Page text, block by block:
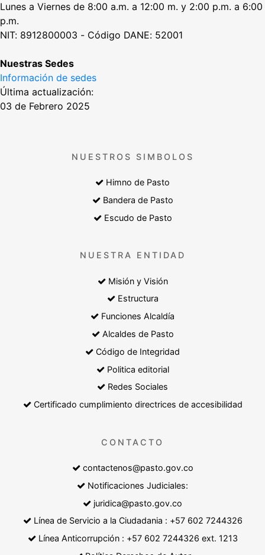
Lunes a Viernes de 8:00 a.m. a 12:00 m. y 2:00 p.m. a 6:00
p.m.
NIT: 8912800003 - Código DANE: 52001
Nuestras Sedes
Información de sedes
Última actualización:
03 de Febrero 2025
NUESTROS SIMBOLOS
Himno de Pasto
Bandera de Pasto
Escudo de Pasto
NUESTRA ENTIDAD
Misión y Visión
Estructura
Funciones Alcaldía
Alcaldes de Pasto
Código de Integridad
Politica editorial
Redes Sociales
Certificado cumplimiento directrices de accesibilidad
CONTACTO
contactenos@pasto.gov.co
Notificaciones Judiciales:
juridica@pasto.gov.co
Línea de Servicio a la Ciudadania : +57 602 7244326
Línea Anticorrupción : +57 602 7244326 ext. 1213